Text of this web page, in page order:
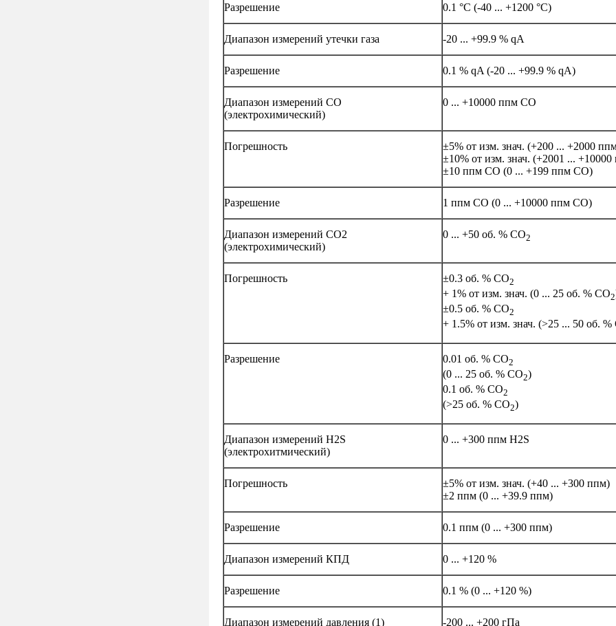
Разрешение 0.1 °C (-40 ... +1200 °C)
Диапазон измерений утечки газа -20 ... +99.9 % qA
Разрешение 0.1 % qA (-20 ... +99.9 % qA)
Диапазон измерений СО
(электрохимический)
0 ... +10000 ппм CO
Погрешность
±5% от изм. знач. (+200 ... +2000
±10% от изм. знач. (+2001 ... +10000
±10 ппм CO (0 ... +199 ппм CO)
Разрешение 1 ппм CO (0 ... +10000 ппм CO)
Диапазон измерений СО2
(электрохимический)
0 ... +50 об. % CO2
Погрешность ±0.3 об. % CO2
+ 1% от изм. знач. (0 ... 25 об. % CO2
±0.5 об. % CO2
+ 1.5% от изм. знач. (>25 ... 50 об. %
Разрешение 0.01 об. % CO2
(0 ... 25 об. % CO2)
0.1 об. % CO2
(>25 об. % CO2)
Диапазон измерений H2S
(электрохитмический)
0 ... +300 ппм H2S
Погрешность
±5% от изм. знач. (+40 ... +300 ппм)
±2 ппм (0 ... +39.9 ппм)
Разрешение 0.1 ппм (0 ... +300 ппм)
Диапазон измерений КПД 0 ... +120 %
Разрешение 0.1 % (0 ... +120 %)
Диапазон измерений давления (1) -200 ... +200 гПа